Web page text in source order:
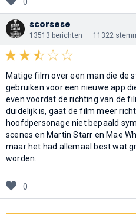
scorsese
13513 berichten 11322
Matige film over een man die de
gebruiken voor een nieuwe app
even voordat de richting van de
duidelijk is, gaat de film meer
hoofdpersonage niet bepaald
scenes en Martin Starr en Mae
maar het had allemaal best wat
worden.
0